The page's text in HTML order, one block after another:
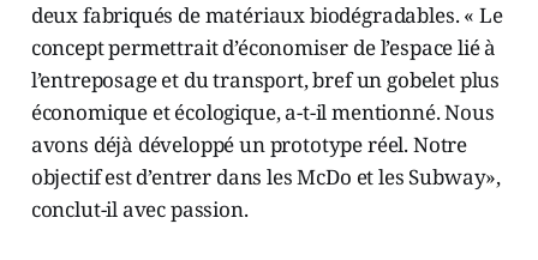
deux fabriqués de matériaux biodégradables. « Le
concept permettrait d’économiser de l’espace lié à
l’entreposage et du transport, bref un gobelet plus
économique et écologique, a-t-il mentionné. Nous
avons déjà développé un prototype réel. Notre
objectif est d’entrer dans les McDo et les Subway»,
conclut-il avec passion.